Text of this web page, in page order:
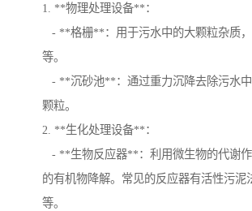
1. **物理处理设备**：
- **格栅**：用于污水中的大颗粒杂质
等。
- **沉砂池**：通过重力沉降去除污水
颗粒。
2. **生化处理设备**：
- **生物反应器**：利用微生物的代谢
的有机物降解。常见的反应器有活性污泥
等。